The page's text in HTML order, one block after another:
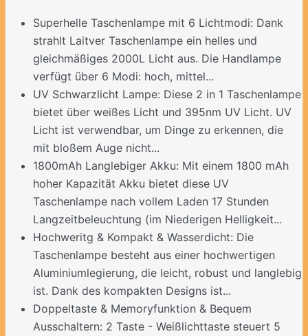
Superhelle Taschenlampe mit 6 Lichtmodi: Dank
strahlt Laitver Taschenlampe ein helles und
gleichmäßiges 2000L Licht aus. Die Handlampe
verfügt über 6 Modi: hoch, mittel...
UV Schwarzlicht Lampe: Diese 2 in 1 Taschenlampe
bietet über weißes Licht und 395nm UV Licht. UV
Licht ist verwendbar, um Dinge zu erkennen, die
mit bloßem Auge nicht...
1800mAh Langlebiger Akku: Mit einem 1800 mAh
hoher Kapazität Akku bietet diese UV
Taschenlampe nach vollem Laden 17 Stunden
Langzeitbeleuchtung (im Niederigen Helligkeit...
Hochweritg & Kompakt & Wasserdicht: Die
Taschenlampe besteht aus einer hochwertigen
Aluminiumlegierung, die leicht, robust und langlebig
ist. Dank des kompakten Designs ist...
Doppeltaste & Memoryfunktion & Bequem
Ausschaltern: 2 Taste - Weißlichttaste steuert 5